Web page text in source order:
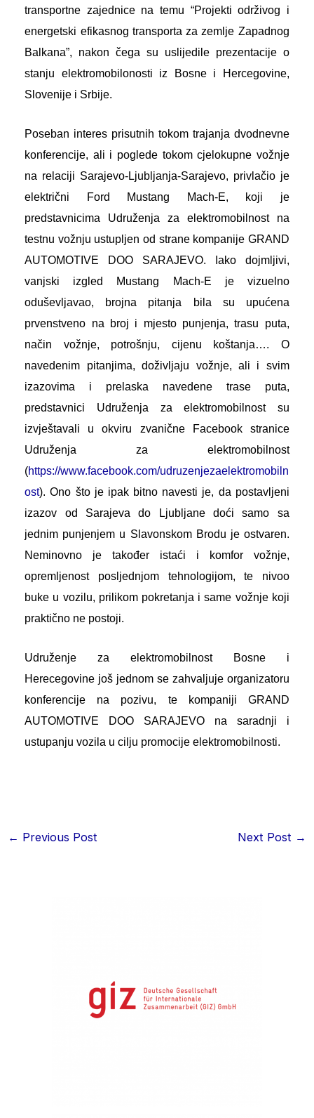
transportne zajednice na temu “Projekti održivog i
energetski efikasnog transporta za zemlje Zapadnog
Balkana”, nakon čega su uslijedile prezentacije o
stanju elektromobilonosti iz Bosne i Hercegovine,
Slovenije i Srbije.
Poseban interes prisutnih tokom trajanja dvodnevne
konferencije, ali i poglede tokom cjelokupne vožnje
na relaciji Sarajevo-Ljubljanja-Sarajevo, privlačio je
električni Ford Mustang Mach-E, koji je
predstavnicima Udruženja za elektromobilnost na
testnu vožnju ustupljen od strane kompanije GRAND
AUTOMOTIVE DOO SARAJEVO. Iako dojmljivi,
vanjski izgled Mustang Mach-E je vizuelno
oduševljavao, brojna pitanja bila su upućena
prvenstveno na broj i mjesto punjenja, trasu puta,
način vožnje, potrošnju, cijenu koštanja…. O
navedenim pitanjima, doživljaju vožnje, ali i svim
izazovima i prelaska navedene trase puta,
predstavnici Udruženja za elektromobilnost su
izvještavali u okviru zvanične Facebook stranice
Udruženja za elektromobilnost
(https://www.facebook.com/udruzenjezaelektromobiln
ost). Ono što je ipak bitno navesti je, da postavljeni
izazov od Sarajeva do Ljubljane doći samo sa
jednim punjenjem u Slavonskom Brodu je ostvaren.
Neminovno je također istaći i komfor vožnje,
opremljenost posljednjom tehnologijom, te nivoo
buke u vozilu, prilikom pokretanja i same vožnje koji
praktično ne postoji.
Udruženje za elektromobilnost Bosne i
Herecegovine još jednom se zahvaljuje organizatoru
konferencije na pozivu, te kompaniji GRAND
AUTOMOTIVE DOO SARAJEVO na saradnji i
ustupanju vozila u cilju promocije elektromobilnosti.
← Previous Post Next Post →